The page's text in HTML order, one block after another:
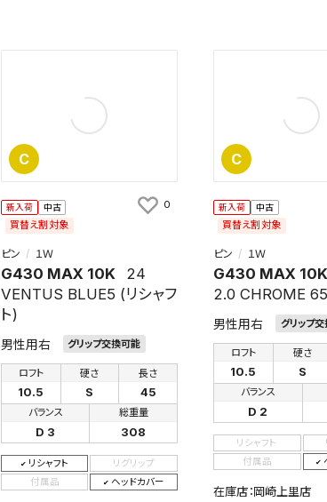
C
新入荷 中古
買替え割対象
ピン １Ｗ
G430 MAX 10K
24
VENTUS BLUE5 (リシャフ
ト)
男性用右 グリップ交換可能
ロフト
10.5
硬さ
S
長さ
45
バランス
D 3
総重量
308
リシャフト
リグリップ
付属品
ヘッドカバー
0
C
新入荷 中古
買替え割対象
ピン １Ｗ
G430 MAX 10K
2.0 CHROME 65
男性用右 グリップ
ロフト
10.5
硬さ
S
バランス
D 2
リシャフト
付属品
在庫店：岡崎上里店